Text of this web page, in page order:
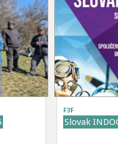
F3F
Slovak